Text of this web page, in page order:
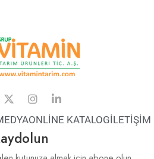
ONLİNE KATALOGİLETİŞİM